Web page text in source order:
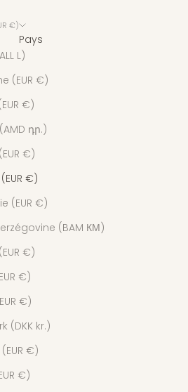
€)
Pays
L)
(EUR €)
€)
դր.)
€)
€)
(EUR €)
(BAM КМ)
€)
€)
€)
(DKK kr.)
€)
€)